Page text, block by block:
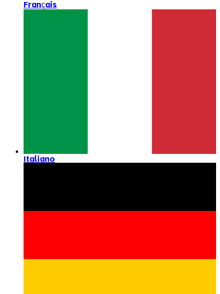
Français
Italiano